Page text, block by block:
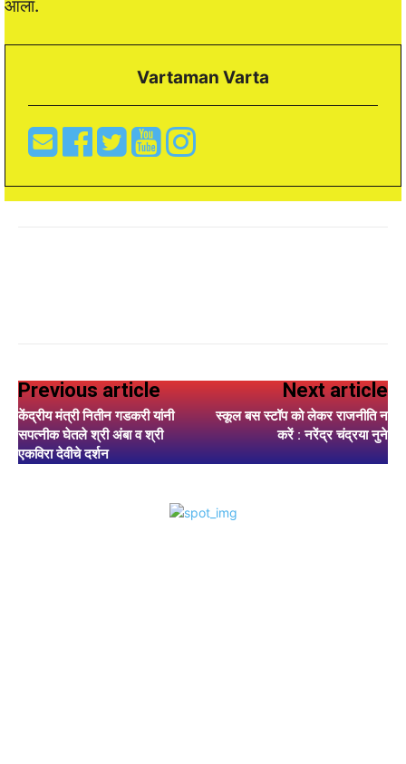
आला.
Vartaman Varta
Previous article
केंद्रीय मंत्री नितीन गडकरी यांनी
सपत्नीक घेतले श्री अंबा व श्री
एकविरा देवीचे दर्शन
Next article
स्कूल बस स्टॉप को लेकर राजनीति न
करें : नरेंद्र चंद्रया नुने